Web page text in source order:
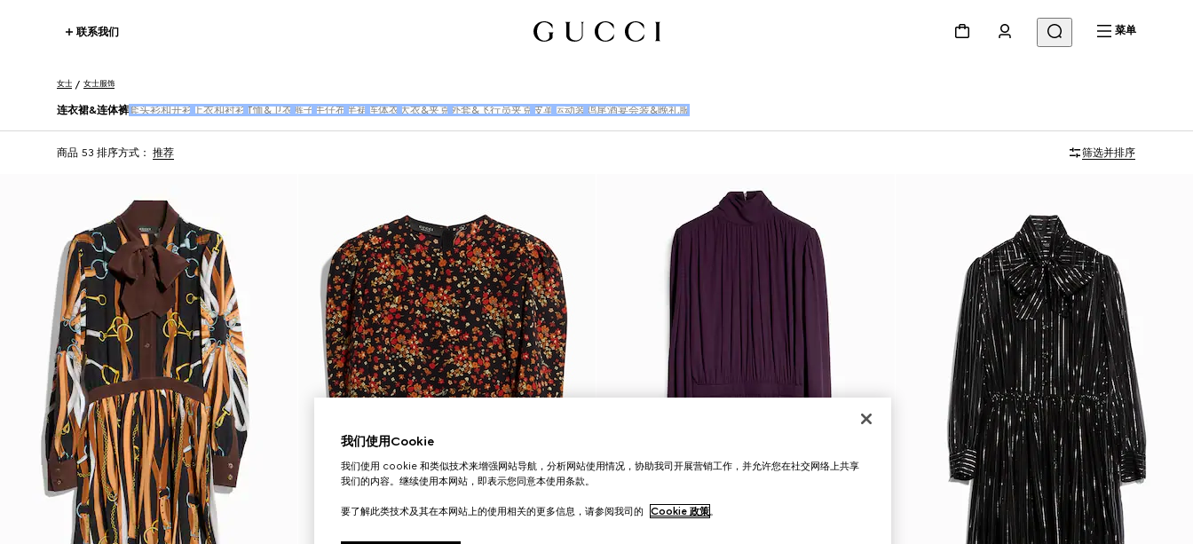
联系我们 菜单
女士 女士服饰
连衣裙&连体裤 套头衫和开衫 上衣和衬衫 T恤&卫衣 裤子 牛仔布 半裙 连体衣 大衣&夹克 外套&飞行员夹克 皮革 运动装 鸡尾酒宴会装&晚礼服
商品 53 排序方式： 推荐 筛选并排序
我们使用Cookie
我们使用 cookie 和类似技术来增强网站导航，分析网站使用情况，协助我司开展营销工作，并允许您在社交网络上共享
我们的内容。继续使用本网站，即表示您同意本使用条款。
要了解此类技术及其在本网站上的使用相关的更多信息，请参阅我司的 Cookie 政策。